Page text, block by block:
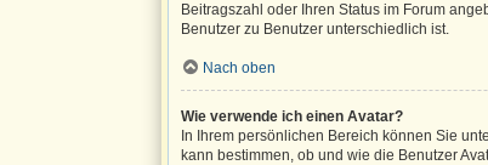
Beitragszahl oder Ihren Status im Forum
Benutzer zu Benutzer unterschiedlich ist.
Nach oben
Wie verwende ich einen Avatar?
In Ihrem persönlichen Bereich können Sie
kann bestimmen, ob und wie die Benutzer